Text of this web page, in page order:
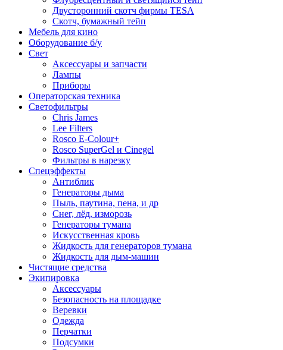
Двусторонний скотч фирмы TESA
Скотч, бумажный тейп
Мебель для кино
Оборудование б/у
Свет
Аксессуары и запчасти
Лампы
Приборы
Операторская техника
Светофильтры
Chris James
Lee Filters
Rosco E-Colour+
Rosco SuperGel и Cinegel
Фильтры в нарезку
Спецэффекты
Антиблик
Генераторы дыма
Пыль, паутина, пена, и др
Снег, лёд, изморозь
Генераторы тумана
Искусственная кровь
Жидкость для генераторов тумана
Жидкость для дым-машин
Чистящие средства
Экипировка
Аксессуары
Безопасность на площадке
Веревки
Одежда
Перчатки
Подсумки